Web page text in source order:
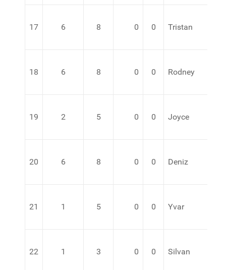
17 6 8 0 0 Tristan
18 6 8 0 0 Rodney
19 2 5 0 0 Joyce
20 6 8 0 0 Deniz
21 1 5 0 0 Yvar
22 1 3 0 0 Silvan